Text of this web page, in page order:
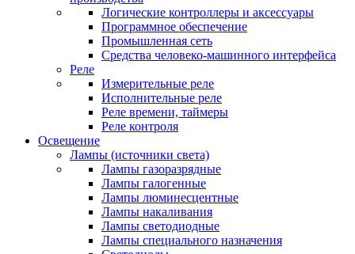
Логические контроллеры и аксессуары
Программное обеспечение
Промышленная сеть
Средства человеко-машинного интерфейса
Реле
Измерительные реле
Исполнительные реле
Реле времени, таймеры
Реле контроля
Освещение
Лампы (источники света)
Лампы газоразрядные
Лампы галогенные
Лампы люминесцентные
Лампы накаливания
Лампы светодиодные
Лампы специального назначения